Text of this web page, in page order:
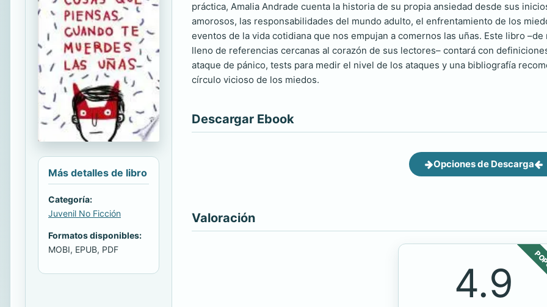
Más detalles de libro
Categoría:
Juvenil No Ficción
Formatos disponibles:
MOBI, EPUB, PDF
práctica, Amalia Andrade cuenta la historia de su propia ansiedad desde sus
amorosos, las responsabilidades del mundo adulto, el enfrentamiento de los
eventos de la vida cotidiana que nos empujan a comernos las uñas. Este libro
lleno de referencias cercanas al corazón de sus lectores– contará con
ataque de pánico, tests para medir el nivel de los ataques y una bibliografía
círculo vicioso de los miedos.
Descargar Ebook
Opciones de Descarga
Valoración
4.9